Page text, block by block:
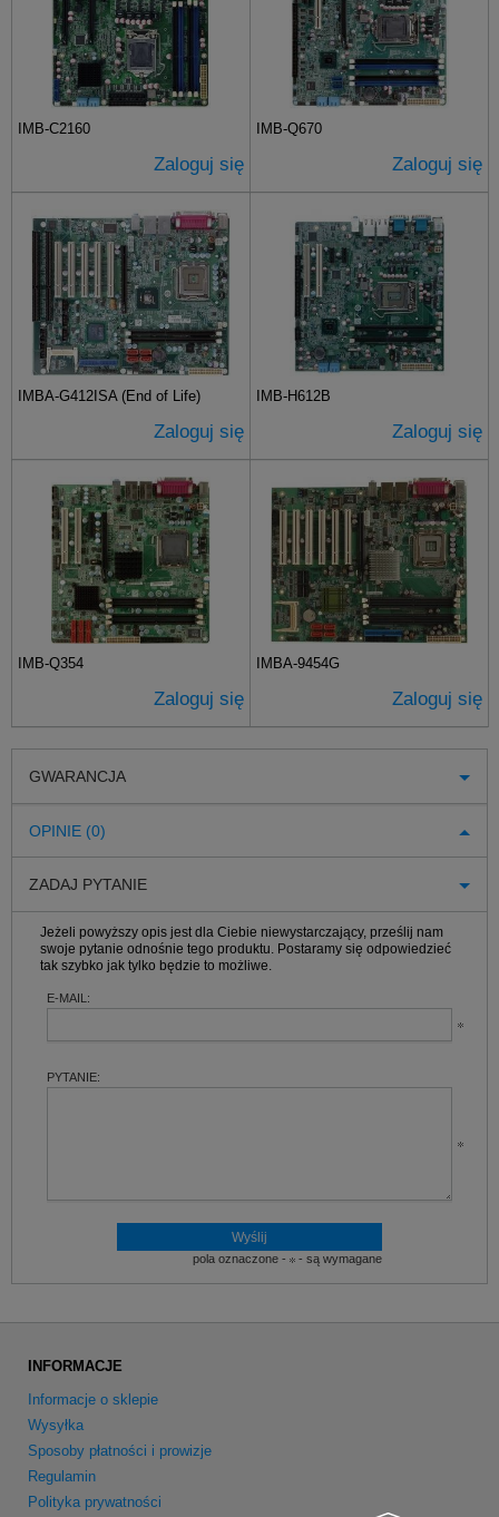
IMB-C2160
Zaloguj się
IMB-Q670
Zaloguj się
IMBA-G412ISA (End of Life)
Zaloguj się
IMB-H612B
Zaloguj się
IMB-Q354
Zaloguj się
IMBA-9454G
Zaloguj się
GWARANCJA
OPINIE (0)
ZADAJ PYTANIE
Jeżeli powyższy opis jest dla Ciebie niewystarczający, prześlij nam
swoje pytanie odnośnie tego produktu. Postaramy się odpowiedzieć
tak szybko jak tylko będzie to możliwe.
E-MAIL:
PYTANIE:
pola oznaczone - - są wymagane
INFORMACJE
Informacje o sklepie
Wysyłka
Sposoby płatności i prowizje
Regulamin
Polityka prywatności